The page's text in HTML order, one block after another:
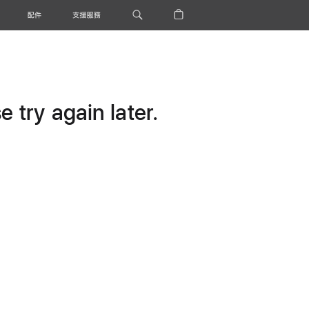
配件 支援服務
try again later.